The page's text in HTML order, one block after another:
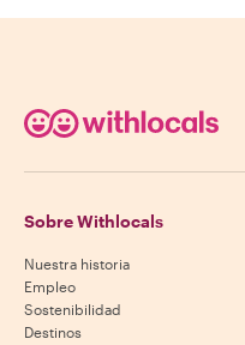
Sobre Withlocals
Nuestra historia
Empleo
Sostenibilidad
Destinos